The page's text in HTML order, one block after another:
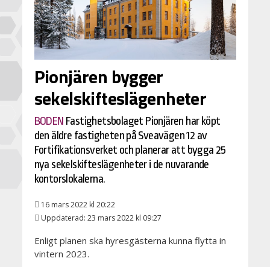
Pionjären bygger
sekelskifteslägenheter
BODEN Fastighetsbolaget Pionjären har köpt
den äldre fastigheten på Sveavägen 12 av
Fortifikationsverket och planerar att bygga 25
nya sekelskifteslägenheter i de nuvarande
kontorslokalerna.
16 mars 2022 kl 20:22
Uppdaterad: 23 mars 2022 kl 09:27
Enligt planen ska hyresgästerna kunna flytta in
vintern 2023.